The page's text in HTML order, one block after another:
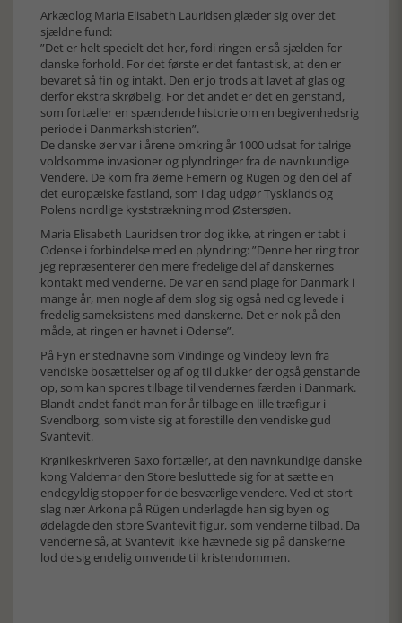
Arkæolog Maria Elisabeth Lauridsen glæder sig over det
sjældne fund:
”Det er helt specielt det her, fordi ringen er så sjælden for
danske forhold. For det første er det fantastisk, at den er
bevaret så fin og intakt. Den er jo trods alt lavet af glas og
derfor ekstra skrøbelig. For det andet er det en genstand,
som fortæller en spændende historie om en begivenhedsrig
periode i Danmarkshistorien”.
De danske øer var i årene omkring år 1000 udsat for talrige
voldsomme invasioner og plyndringer fra de navnkundige
Vendere. De kom fra øerne Femern og Rügen og den del af
det europæiske fastland, som i dag udgør Tysklands og
Polens nordlige kyststrækning mod Østersøen.
Maria Elisabeth Lauridsen tror dog ikke, at ringen er tabt i
Odense i forbindelse med en plyndring: ”Denne her ring tror
jeg repræsenterer den mere fredelige del af danskernes
kontakt med venderne. De var en sand plage for Danmark i
mange år, men nogle af dem slog sig også ned og levede i
fredelig sameksistens med danskerne. Det er nok på den
måde, at ringen er havnet i Odense”.
På Fyn er stednavne som Vindinge og Vindeby levn fra
vendiske bosættelser og af og til dukker der også genstande
op, som kan spores tilbage til vendernes færden i Danmark.
Blandt andet fandt man for år tilbage en lille træfigur i
Svendborg, som viste sig at forestille den vendiske gud
Svantevit.
Krønikeskriveren Saxo fortæller, at den navnkundige danske
kong Valdemar den Store besluttede sig for at sætte en
endegyldig stopper for de besværlige vendere. Ved et stort
slag nær Arkona på Rügen underlagde han sig byen og
ødelagde den store Svantevit figur, som venderne tilbad. Da
venderne så, at Svantevit ikke hævnede sig på danskerne
lod de sig endelig omvende til kristendommen.